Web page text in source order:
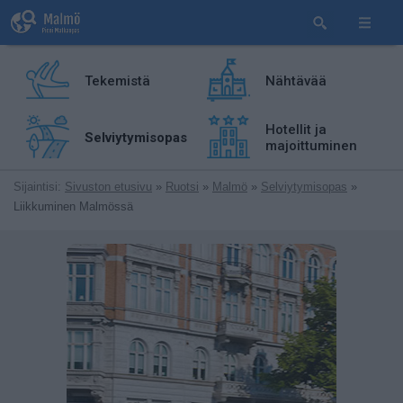
Tekemistä Nähtävää
Selviytymisopas
Hotellit ja
majoittuminen
Sijaintisi: Sivuston etusivu » Ruotsi » Malmö » Selviytymisopas »
Liikkuminen Malmössä